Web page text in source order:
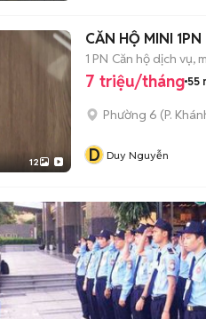
12
CĂN HỘ MINI
1 PN Căn hộ dịch vụ,
7 triệu/tháng 55
Phường 6 (P.
D Duy Nguyễn